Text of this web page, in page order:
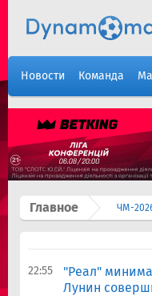
Новости Команда
Главное ЧМ-
22:55
"Реал"
Лунин